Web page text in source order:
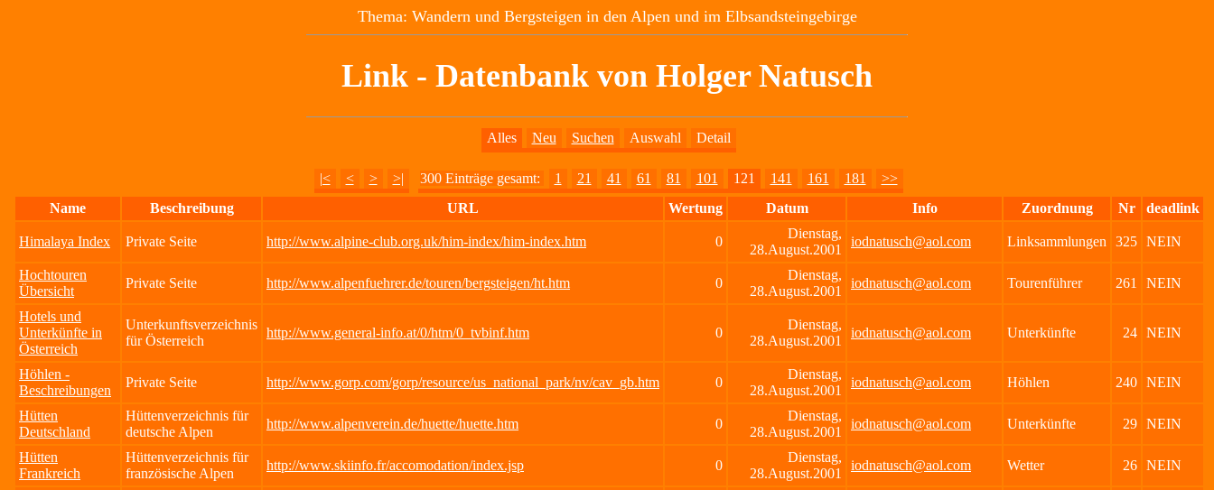
Thema: Wandern und Bergsteigen in den Alpen und im Elbsandsteingebirge
Link - Datenbank von Holger Natusch
Alles Neu Suchen Auswahl Detail
|< < > >| 300 Einträge gesamt: 1 21 41 61 81 101 121 141 161 181
>>
Name
Beschreibung URL Wertung Datum Info Zuordnung Nr deadlink
Himalaya Index Private Seite http://www.alpine-club.org.uk/him-index/him-index.htm 0
Dienstag,
28.August.2001
iodnatusch@aol.com Linksammlungen 325 NEIN
Hochtouren
Übersicht
Private Seite http://www.alpenfuehrer.de/touren/bergsteigen/ht.htm 0
Dienstag,
28.August.2001
iodnatusch@aol.com Tourenführer 261 NEIN
Hotels und
Unterkünfte in
Österreich
Unterkunftsverzeichnis
für Österreich
http://www.general-info.at/0/htm/0_tvbinf.htm 0
Dienstag,
28.August.2001
iodnatusch@aol.com Unterkünfte 24 NEIN
Höhlen -
Beschreibungen
Private Seite http://www.gorp.com/gorp/resource/us_national_park/nv/cav_gb.htm 0
Dienstag,
28.August.2001
iodnatusch@aol.com Höhlen 240 NEIN
Hütten
Deutschland
Hüttenverzeichnis für
deutsche Alpen
http://www.alpenverein.de/huette/huette.htm 0
Dienstag,
28.August.2001
iodnatusch@aol.com Unterkünfte 29 NEIN
Hütten
Frankreich
Hüttenverzeichnis für
französische Alpen
http://www.skiinfo.fr/accomodation/index.jsp 0
Dienstag,
28.August.2001
iodnatusch@aol.com Wetter 26 NEIN